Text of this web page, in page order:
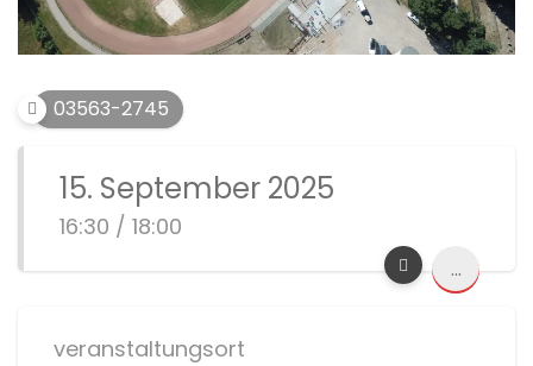
03563-2745
15. September 2025
16:30 / 18:00
...
veranstaltungsort